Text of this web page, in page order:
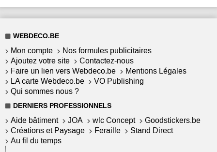
WEBDECO.BE
Mon compte
Nos formules publicitaires
Ajoutez votre site
Contactez-nous
Faire un lien vers Webdeco.be
Mentions Légales
LA carte Webdeco.be
VO Publishing
Qui sommes nous ?
DERNIERS PROFESSIONNELS
Aide bâtiment JOA wlc Concept
Goodstickers.be
Créations et Paysage
Feraille
Stand Direct
Au fil du temps